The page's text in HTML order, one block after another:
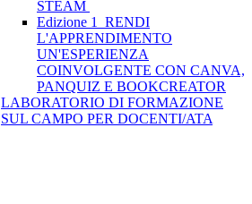
STEAM
Edizione 1_RENDI
L'APPRENDIMENTO
UN'ESPERIENZA
COINVOLGENTE CON CANVA,
PANQUIZ E BOOKCREATOR
LABORATORIO DI FORMAZIONE
SUL CAMPO PER DOCENTI/ATA